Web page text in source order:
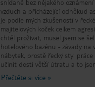
snídaně bez nějakého
vzduch a přicházející odněkud
je podle mých zkušeností v
majitelových koček celkem
chtěl prožívat, musel jsem se
hotelového bazénu - závady
nábytek, prostě řecký styl
učinit dosti větší útratu a to
platby měly být standardem,
nakoupil v nedalekém
Přečtěte si více »